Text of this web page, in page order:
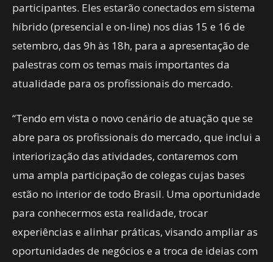
participantes. Eles estarão conectados em sistema
híbrido (presencial e on-line) nos dias 15 e 16 de
setembro, das 9h às 18h, para a apresentação de
palestras com os temas mais importantes da
atualidade para os profissionais do mercado.
“Tendo em vista o novo cenário de atuação que se
abre para os profissionais do mercado, que inclui a
interiorização das atividades, contaremos com
uma ampla participação de colegas cujas bases
estão no interior de todo Brasil. Uma oportunidade
para conhecermos esta realidade, trocar
experiências e alinhar práticas, visando ampliar as
oportunidades de negócios e a troca de ideias com